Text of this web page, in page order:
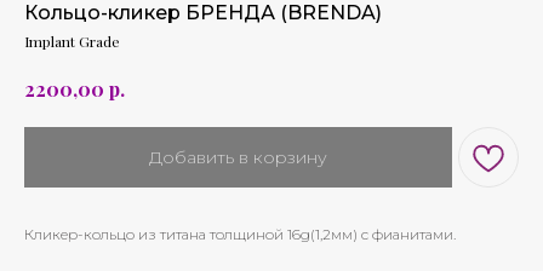
Кольцо-кликер БРЕНДА (BRENDA)
Implant Grade
2200,00 р.
Добавить в корзину
Кликер-кольцо из титана толщиной 16g(1,2мм) с фианитами.